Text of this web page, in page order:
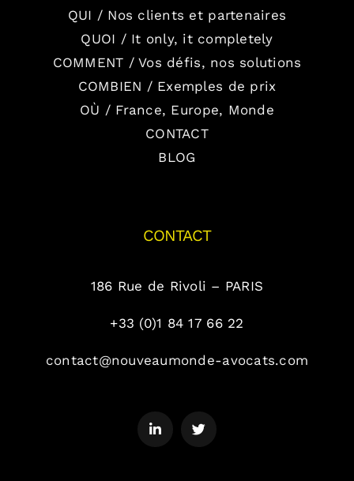
QUI / Nos clients et partenaires
QUOI / It only, it completely
COMMENT / Vos défis, nos solutions
COMBIEN / Exemples de prix
OÙ / France, Europe, Monde
CONTACT
BLOG
CONTACT
186 Rue de Rivoli – PARIS
+33 (0)1 84 17 66 22
contact@nouveaumonde-avocats.com